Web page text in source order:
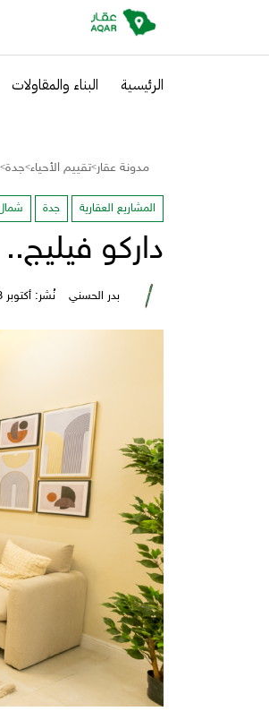
الرئيسية البناء والمقاولات
مدونة عقار>تقييم الأحياء>جدة>
المشاريع العقارية جدة
داركو
بدر الحسني نُشر: أكتوبر 3, 2024 | تم التحديث: يناير 29, 2026